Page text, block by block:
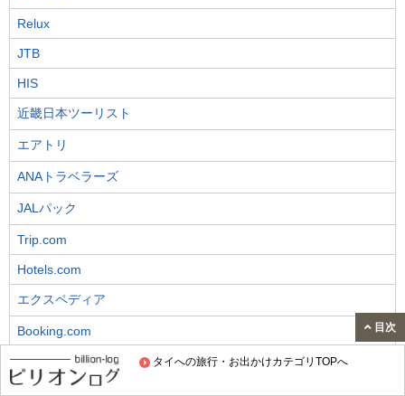
タイへの旅行・お出かけカテゴリTOPへ
Relux
JTB
HIS
近畿日本ツーリスト
エアトリ
ANAトラベラーズ
JALパック
Trip.com
Hotels.com
エクスペディア
Booking.com
スカイチケット
目次